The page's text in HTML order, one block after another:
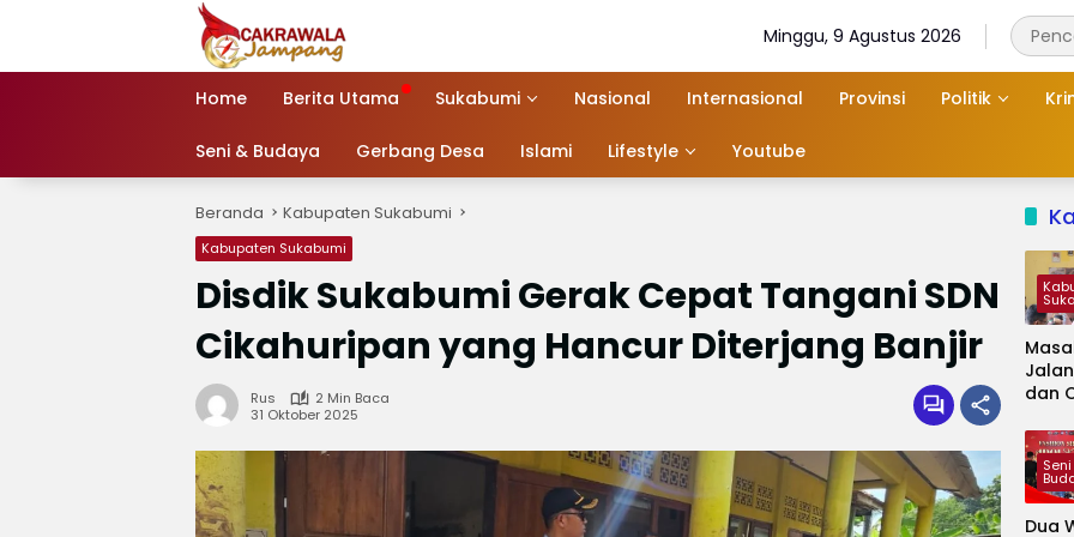
Minggu, 9 Agustus 2026
Home Berita Utama Sukabumi Nasional Internasional Provinsi Politik
Seni & Budaya Gerbang Desa Islami Lifestyle Youtube
Beranda Kabupaten Sukabumi
Kabupaten Sukabumi
Disdik Sukabumi Gerak Cepat Tangani SDN
Cikahuripan yang Hancur Diterjang Banjir
Rus
2 Min Baca
31 Oktober 2025
dan
Jadi
Dua